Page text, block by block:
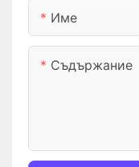
Име
Съдържание